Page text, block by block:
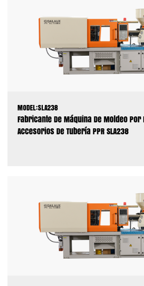
MODEL:SLA238
Fabricante De Máquina De Moldeo
Accesorios De Tubería PPR SLA238